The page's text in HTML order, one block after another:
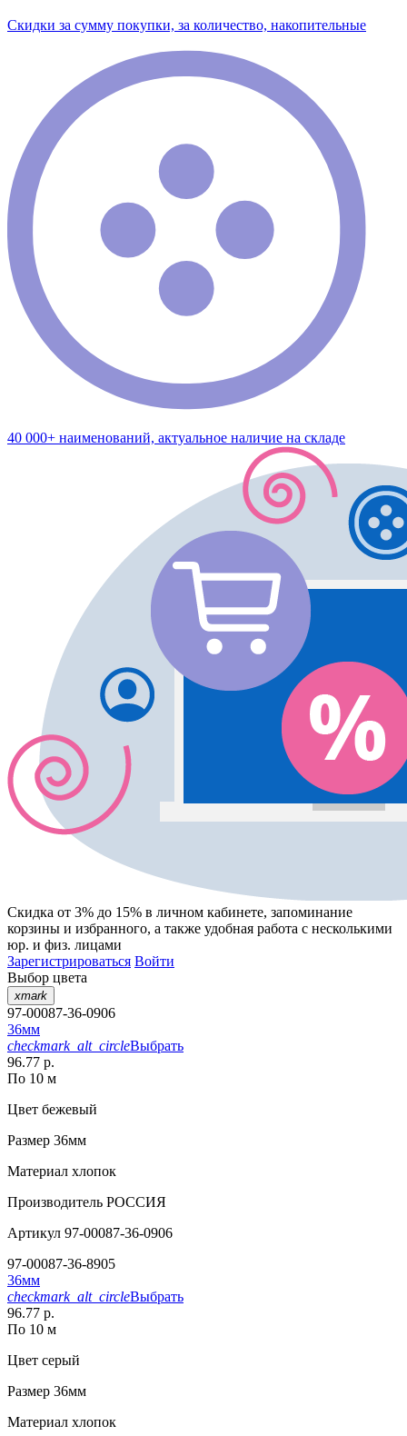
Скидки за сумму покупки, за количество, накопительные
40 000+ наименований, актуальное наличие на складе
Скидка от 3% до 15% в личном кабинете, запоминание
корзины и избранного, а также удобная работа с несколькими
юр. и физ. лицами
Зарегистрироваться Войти
Выбор цвета
xmark
97-00087-36-0906
36мм
checkmark_alt_circleВыбрать
96.77 р.
По 10 м
Цвет бежевый
Размер 36мм
Материал хлопок
Производитель РОССИЯ
Артикул 97-00087-36-0906
97-00087-36-8905
36мм
checkmark_alt_circleВыбрать
96.77 р.
По 10 м
Цвет серый
Размер 36мм
Материал хлопок